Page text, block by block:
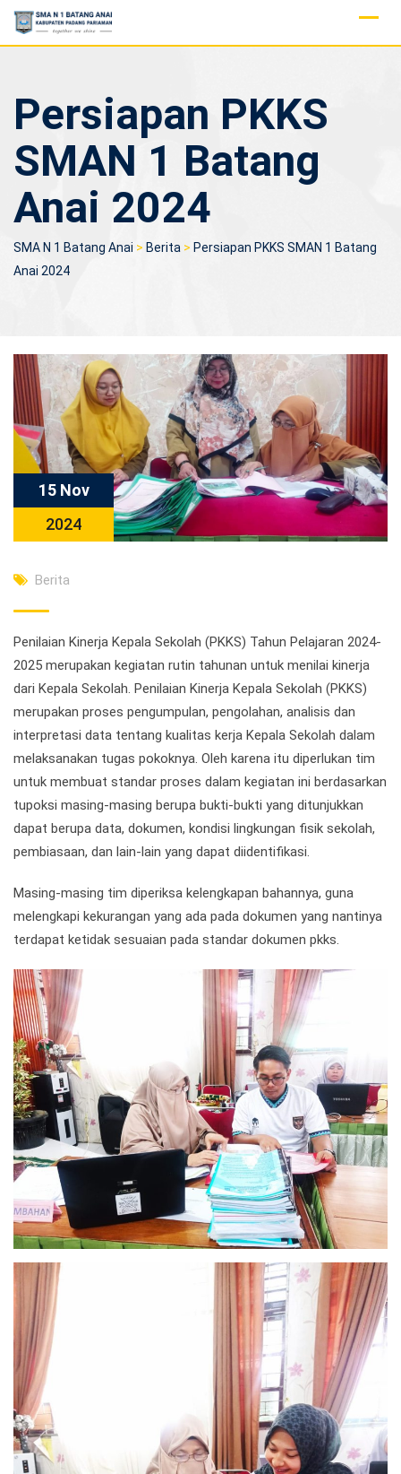
Skip
Persiapan PKKS
SMAN 1 Batang
Anai 2024
SMA N 1 Batang Anai > Berita > Persiapan PKKS SMAN 1 Batang
Anai 2024
15 Nov
2024
Berita
Penilaian Kinerja Kepala Sekolah (PKKS) Tahun Pelajaran 2024-
2025 merupakan kegiatan rutin tahunan untuk menilai kinerja
dari Kepala Sekolah. Penilaian Kinerja Kepala Sekolah (PKKS)
merupakan proses pengumpulan, pengolahan, analisis dan
interpretasi data tentang kualitas kerja Kepala Sekolah dalam
melaksanakan tugas pokoknya. Oleh karena itu diperlukan tim
untuk membuat standar proses dalam kegiatan ini berdasarkan
tupoksi masing-masing berupa bukti-bukti yang ditunjukkan
dapat berupa data, dokumen, kondisi lingkungan fisik sekolah,
pembiasaan, dan lain-lain yang dapat diidentifikasi.
Masing-masing tim diperiksa kelengkapan bahannya, guna
melengkapi kekurangan yang ada pada dokumen yang nantinya
terdapat ketidak sesuaian pada standar dokumen pkks.